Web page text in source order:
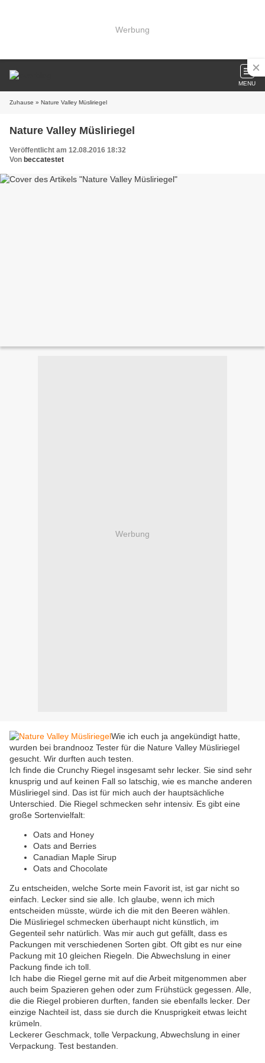
Werbung
MENU
Zuhause » Nature Valley Müsliriegel
Nature Valley Müsliriegel
Veröffentlicht am 12.08.2016 18:32
Von beccatestet
Werbung
Wie ich euch ja angekündigt hatte,
wurden bei brandnooz Tester für die Nature Valley Müsliriegel
gesucht. Wir durften auch testen.
Ich finde die Crunchy Riegel insgesamt sehr lecker. Sie sind sehr
knusprig und auf keinen Fall so latschig, wie es manche anderen
Müsliriegel sind. Das ist für mich auch der hauptsächliche
Unterschied. Die Riegel schmecken sehr intensiv. Es gibt eine
große Sortenvielfalt:
Oats and Honey
Oats and Berries
Canadian Maple Sirup
Oats and Chocolate
Zu entscheiden, welche Sorte mein Favorit ist, ist gar nicht so
einfach. Lecker sind sie alle. Ich glaube, wenn ich mich
entscheiden müsste, würde ich die mit den Beeren wählen.
Die Müsliriegel schmecken überhaupt nicht künstlich, im
Gegenteil sehr natürlich. Was mir auch gut gefällt, dass es
Packungen mit verschiedenen Sorten gibt. Oft gibt es nur eine
Packung mit 10 gleichen Riegeln. Die Abwechslung in einer
Packung finde ich toll.
Ich habe die Riegel gerne mit auf die Arbeit mitgenommen aber
auch beim Spazieren gehen oder zum Frühstück gegessen. Alle,
die die Riegel probieren durften, fanden sie ebenfalls lecker. Der
einzige Nachteil ist, dass sie durch die Knusprigkeit etwas leicht
krümeln.
Leckerer Geschmack, tolle Verpackung, Abwechslung in einer
Verpackung. Test bestanden.